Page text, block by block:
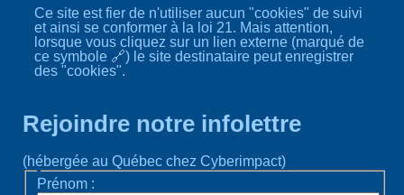
Ce site est fier de n'utiliser aucun "cookies" de suivi
et ainsi se conformer à la loi 21. Mais attention,
lorsque vous cliquez sur un lien externe (marqué de
ce symbole 🔗) le site destinataire peut enregistrer
des "cookies".
Rejoindre notre infolettre
(hébergée au Québec chez Cyberimpact)
Prénom :